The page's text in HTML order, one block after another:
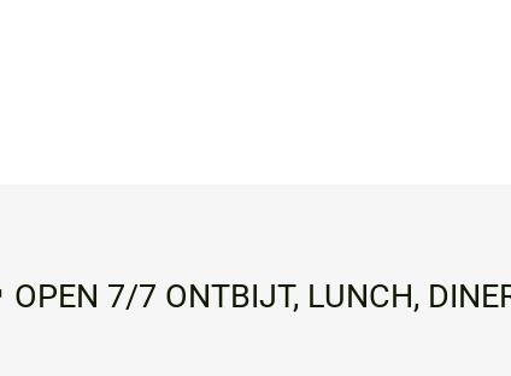
7/7 ONTBIJT, LUNCH,